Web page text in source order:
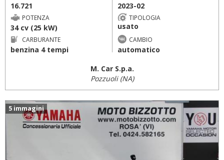
16.721 2023-02
POTENZA
34 cv (25 kW)
TIPOLOGIA
usato
CARBURANTE
benzina 4 tempi
CAMBIO
automatico
M. Car S.p.a.
Pozzuoli (NA)
5 immagini